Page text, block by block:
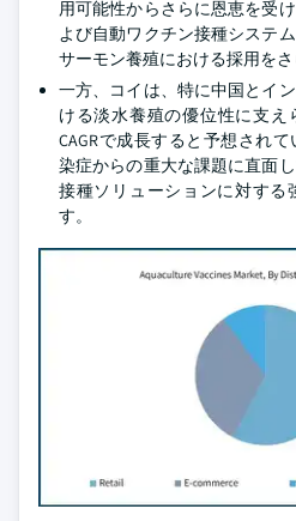
用可能性からさらに恩恵を受
よび自動ワクチン接種システ
サーモン養殖における採用をさ
一方、コイは、特に中国とイ
ける淡水養殖の優位性に支え
CAGRで成長すると予想され
染症からの重大な課題に直面
接種ソリューションに対する
す。